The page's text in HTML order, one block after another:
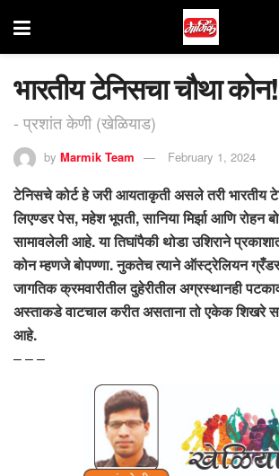
भारतीय टेनिसचा चौथा कोन!
- प्रशांत केणी (खेळियाड)
by Marmik Team February 1, 2024
टेनिसचे कोर्ट हे जरी आयताकृती असले तरी भारतीय
लिएण्डर पेस, महेश भूपती, सानिया मिर्झा आणि रोहन
सामावलेली आहे. या तिघांपैकी थोडा उशिराने
कोन म्हणजे बोपण्णा. नुकतेच त्याने ऑस्ट्रेलियन
जागतिक क्रमवारीतील दुहेरीतील अग्रस्थानही
अस्ताकडे वाटचाल करीत असताना तो एकेक शिखरे
आहे.
– – –